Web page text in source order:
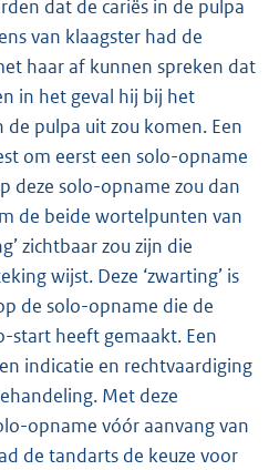
dat de cariës in de pulpa
van klaagster had de
haar af kunnen spreken dat
in het geval hij bij het
de pulpa uit zou komen. Een
om eerst een solo-opname
deze solo-opname zou dan
de beide wortelpunten van
zichtbaar zou zijn die
wijst. Deze ‘zwarting’ is
de solo-opname die de
start heeft gemaakt. Een
indicatie en rechtvaardiging
Met deze
opname vóór aanvang van
de tandarts de keuze voor